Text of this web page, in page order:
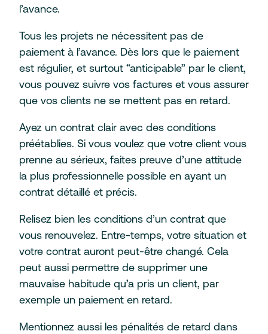
l’avance.
Tous les projets ne nécessitent pas de
paiement à l’avance. Dès lors que le paiement
est régulier, et surtout “anticipable” par le client,
vous pouvez suivre vos factures et vous assurer
que vos clients ne se mettent pas en retard.
Ayez un contrat clair avec des conditions
préétablies. Si vous voulez que votre client vous
prenne au sérieux, faites preuve d’une attitude
la plus professionnelle possible en ayant un
contrat détaillé et précis.
Relisez bien les conditions d’un contrat que
vous renouvelez. Entre-temps, votre situation et
votre contrat auront peut-être changé. Cela
peut aussi permettre de supprimer une
mauvaise habitude qu’a pris un client, par
exemple un paiement en retard.
Mentionnez aussi les pénalités de retard dans